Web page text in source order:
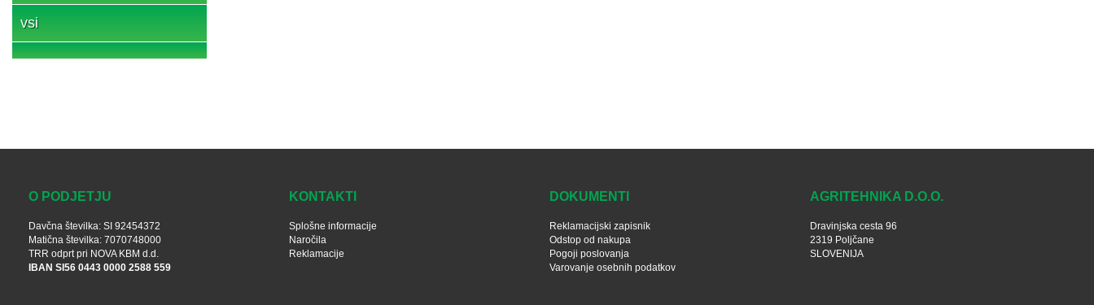
vsi
O PODJETJU
Davčna številka: SI 92454372
Matična številka: 7070748000
TRR odprt pri NOVA KBM d.d.
IBAN SI56 0443 0000 2588 559
KONTAKTI
Splošne informacije
Naročila
Reklamacije
DOKUMENTI
Reklamacijski zapisnik
Odstop od nakupa
Pogoji poslovanja
Varovanje osebnih podatkov
AGRITEHNIKA D.O.O.
Dravinjska cesta 96
2319 Poljčane
SLOVENIJA